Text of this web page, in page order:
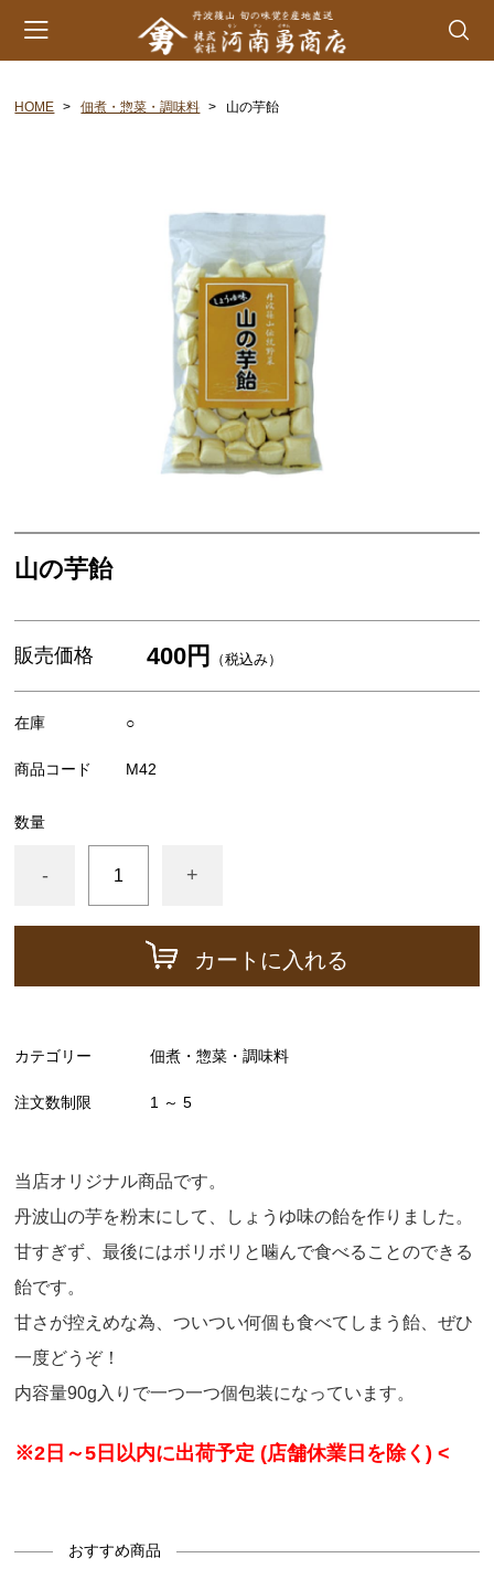
黒大豆 | 大納言小豆
スイーツ・お菓子
丹波栗・黒枝豆
HOME 佃煮・惣菜・調味料 山の芋飴
山の芋飴
販売価格 400円 （税込み）
在庫 ○
商品コード M42
数量
- +
カートに入れる
カテゴリー 佃煮・惣菜・調味料
注文数制限 1 ～ 5
当店オリジナル商品です。
丹波山の芋を粉末にして、しょうゆ味の飴を作りました。
甘すぎず、最後にはボリボリと噛んで食べることのできる
飴です。
甘さが控えめな為、ついつい何個も食べてしまう飴、ぜひ
一度どうぞ！
内容量90g入りで一つ一つ個包装になっています。
※2日～5日以内に出荷予定 (店舗休業日を除く) <
おすすめ商品